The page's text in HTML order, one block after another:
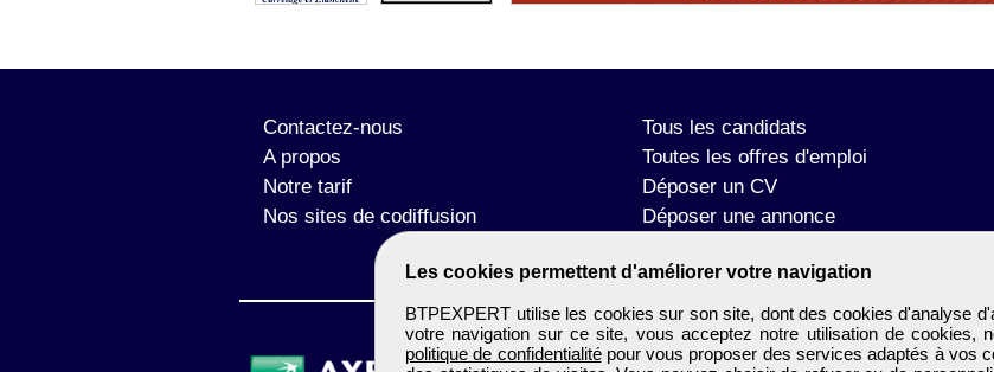
Les cookies permettent d'améliorer votre navigation
BTPEXPERT utilise les cookies sur son site, dont des cookies d'analyse
votre navigation sur ce site, vous acceptez notre utilisation de cookies,
politique de confidentialitépour vous proposer des services adaptés à vos
Contactez-nous
A propos
Notre tarif
Nos sites de codiffusion
Tous les candidats
Toutes les offres d'emploi
Déposer un CV
Déposer une annonce